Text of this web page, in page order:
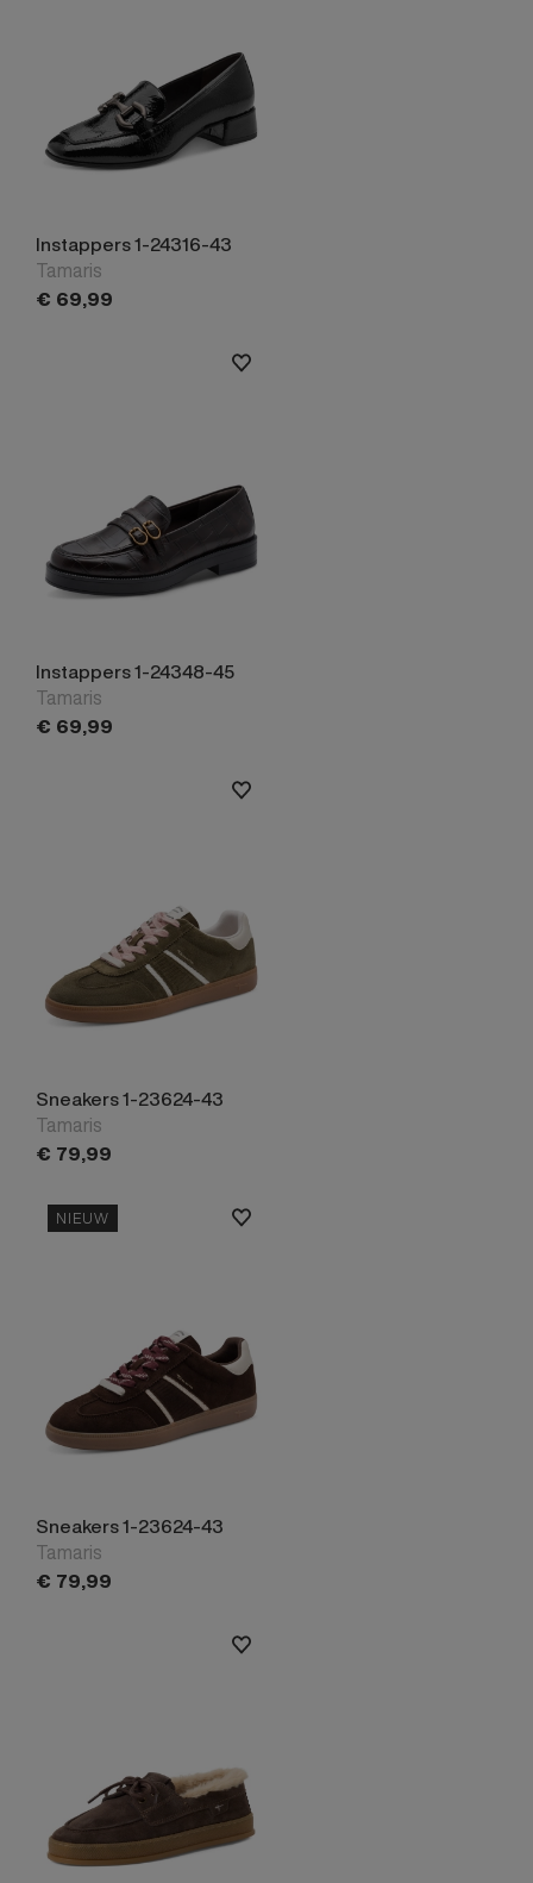
Instappers 1-24316-43
Tamaris
€ 69,99
Instappers 1-24348-45
Tamaris
€ 69,99
Sneakers 1-23624-43
Tamaris
€ 79,99
NIEUW
Sneakers 1-23624-43
Tamaris
€ 79,99